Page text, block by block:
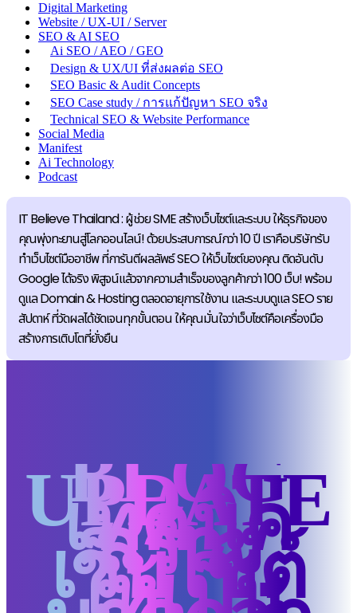
Digital Marketing
Website / UX-UI / Server
SEO & AI SEO
Ai SEO / AEO / GEO
Design & UX/UI ที่ส่งผลต่อ SEO
SEO Basic & Audit Concepts
SEO Case study / การแก้ปัญหา SEO จริง
Technical SEO & Website Performance
Social Media
Manifest
Ai Technology
Podcast
IT Believe Thailand : ผู้ช่วย SME สร้างเว็บไซต์และระบบ ให้ธุรกิจของ
คุณพุ่งทะยานสู่โลกออนไลน์! ด้วยประสบการณ์กว่า 10 ปี เราคือบริษัทรับ
ทำเว็บไซต์มืออาชีพ ที่การันตีผลลัพธ์ SEO ให้เว็บไซต์ของคุณ ติดอันดับ
Google ได้จริง พิสูจน์แล้วจากความสำเร็จของลูกค้ากว่า 100 เว็บ! พร้อม
ดูแล Domain & Hosting ตลอดอายุการใช้งาน และระบบดูแล SEO ราย
สัปดาห์ ที่วัดผลได้ชัดเจนทุกขั้นตอน ให้คุณมั่นใจว่าเว็บไซต์คือเครื่องมือ
สร้างการเติบโตที่ยั่งยืน
BLOG
UPDATE
เทคนิค
สร้าง
เว็บไซต์
ให้เป็น